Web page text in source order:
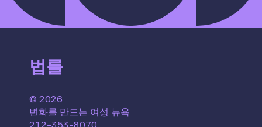
법률
© 2026
변화를 만드는 여성 뉴욕